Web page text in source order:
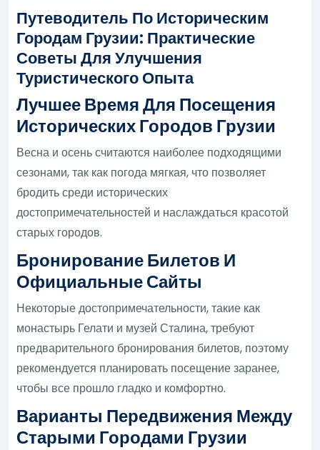
Путеводитель По Историческим
Городам Грузии: Практические
Советы Для Улучшения
Туристического Опыта
Лучшее Время Для Посещения
Исторических Городов Грузии
Весна и осень считаются наиболее подходящими
сезонами, так как погода мягкая, что позволяет
бродить среди исторических
достопримечательностей и наслаждаться красотой
старых городов.
Бронирование Билетов И
Официальные Сайты
Некоторые достопримечательности, такие как
монастырь Гелати и музей Сталина, требуют
предварительного бронирования билетов, поэтому
рекомендуется планировать посещение заранее,
чтобы все прошло гладко и комфортно.
Варианты Передвижения Между
Старыми Городами Грузии